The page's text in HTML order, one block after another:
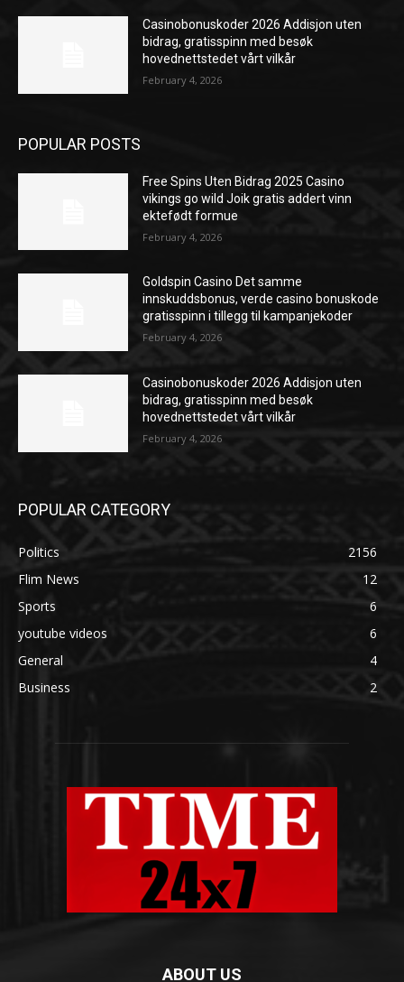
Casinobonuskoder 2026 Addisjon uten
bidrag, gratisspinn med besøk
hovednettstedet vårt vilkår
February 4, 2026
POPULAR POSTS
Free Spins Uten Bidrag 2025 Casino
vikings go wild Joik gratis addert vinn
ektefødt formue
February 4, 2026
Goldspin Casino Det samme
innskuddsbonus, verde casino bonuskode
gratisspinn i tillegg til kampanjekoder
February 4, 2026
Casinobonuskoder 2026 Addisjon uten
bidrag, gratisspinn med besøk
hovednettstedet vårt vilkår
February 4, 2026
POPULAR CATEGORY
Politics
2156
Flim News
12
Sports
6
youtube videos
6
General
4
Business
2
ABOUT US